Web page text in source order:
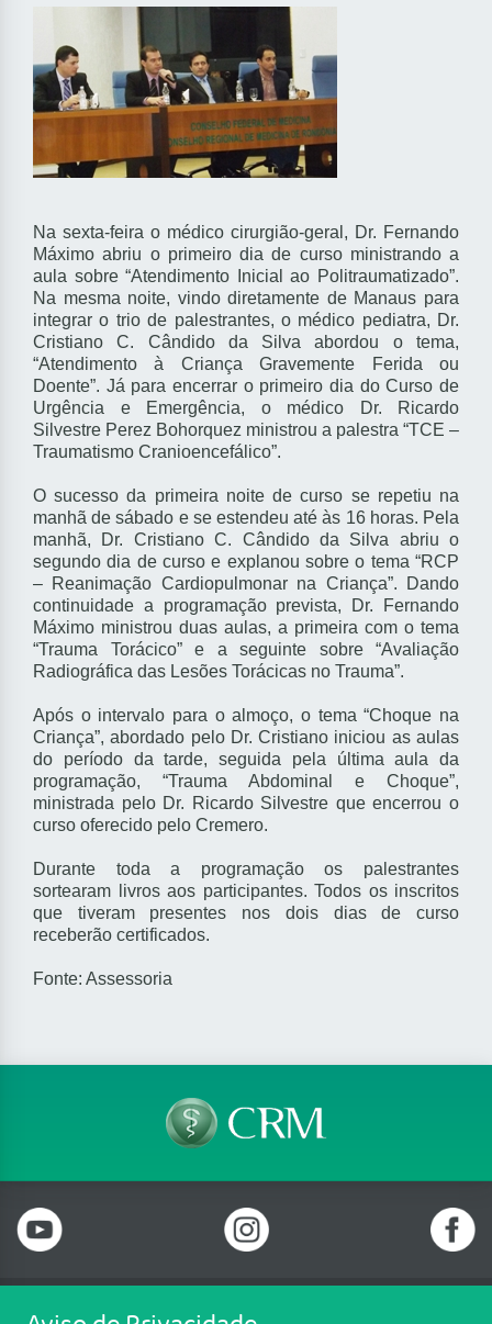
Na sexta-feira o médico cirurgião-geral, Dr. Fernando
Máximo abriu o primeiro dia de curso ministrando a
aula sobre “Atendimento Inicial ao Politraumatizado”.
Na mesma noite, vindo diretamente de Manaus para
integrar o trio de palestrantes, o médico pediatra, Dr.
Cristiano C. Cândido da Silva abordou o tema,
“Atendimento à Criança Gravemente Ferida ou
Doente”. Já para encerrar o primeiro dia do Curso de
Urgência e Emergência, o médico Dr. Ricardo
Silvestre Perez Bohorquez ministrou a palestra “TCE –
Traumatismo Cranioencefálico”.
O sucesso da primeira noite de curso se repetiu na
manhã de sábado e se estendeu até às 16 horas. Pela
manhã, Dr. Cristiano C. Cândido da Silva abriu o
segundo dia de curso e explanou sobre o tema “RCP
– Reanimação Cardiopulmonar na Criança”. Dando
continuidade a programação prevista, Dr. Fernando
Máximo ministrou duas aulas, a primeira com o tema
“Trauma Torácico” e a seguinte sobre “Avaliação
Radiográfica das Lesões Torácicas no Trauma”.
Após o intervalo para o almoço, o tema “Choque na
Criança”, abordado pelo Dr. Cristiano iniciou as aulas
do período da tarde, seguida pela última aula da
programação, “Trauma Abdominal e Choque”,
ministrada pelo Dr. Ricardo Silvestre que encerrou o
curso oferecido pelo Cremero.
Durante toda a programação os palestrantes
sortearam livros aos participantes. Todos os inscritos
que tiveram presentes nos dois dias de curso
receberão certificados.
Fonte: Assessoria